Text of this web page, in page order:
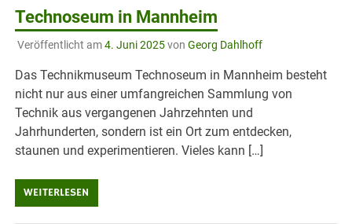
Technoseum in Mannheim
Veröffentlicht am4. Juni 2025von Georg Dahlhoff
Das Technikmuseum Technoseum in Mannheim besteht
nicht nur aus einer umfangreichen Sammlung von
Technik aus vergangenen Jahrzehnten und
Jahrhunderten, sondern ist ein Ort zum entdecken,
staunen und experimentieren. Vieles kann […]
WEITERLESEN